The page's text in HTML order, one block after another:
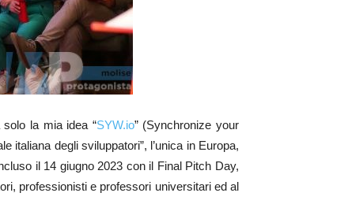
solo la mia idea “SYW.io” (Synchronize your
italiana degli sviluppatori”, l’unica in Europa,
il 14 giugno 2023 con il Final Pitch Day,
professionisti e professori universitari ed al